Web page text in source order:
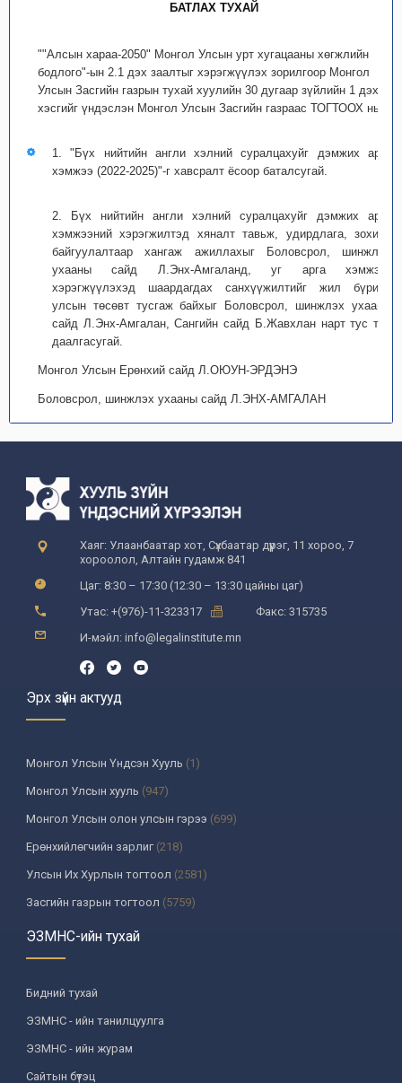
БАТЛАХ ТУХАЙ
""Алсын хараа-2050" Монгол Улсын урт хугацааны хөгжлийн
бодлого"-ын 2.1 дэх заалтыг хэрэгжүүлэх зорилгоор Монгол
Улсын Засгийн газрын тухай хуулийн 30 дугаар зүйлийн 1 дэх
хэсгийг үндэслэн Монгол Улсын Засгийн газраас ТОГТООХ нь:
1. "Бүх нийтийн англи хэлний суралцахуйг дэмжих арга
хэмжээ (2022-2025)"-г хавсралт ёсоор баталсугай.
2. Бүх нийтийн англи хэлний суралцахуйг дэмжих арга
хэмжээний хэрэгжилтэд хяналт тавьж, удирдлага, зохион
байгуулалтаар хангаж ажиллахыг Боловсрол, шинжлэх
ухааны сайд Л.Энх-Амгаланд, уг арга хэмжээг
хэрэгжүүлэхэд шаардагдах санхүүжилтийг жил бүрийн
улсын төсөвт тусгаж байхыг Боловсрол, шинжлэх ухааны
сайд Л.Энх-Амгалан, Сангийн сайд Б.Жавхлан нарт тус тус
даалгасугай.
Монгол Улсын Ерөнхий сайд Л.ОЮУН-ЭРДЭНЭ
Боловсрол, шинжлэх ухааны сайд Л.ЭНХ-АМГАЛАН
Хаяг: Улаанбаатар хот, Сүхбаатар дүүрэг, 11 хороо, 7
хороолол, Алтайн гудамж 841
Цаг: 8:30 – 17:30 (12:30 – 13:30 цайны цаг)
Утас: +(976)-11-323317
Факс: 315735
И-мэйл: info@legalinstitute.mn
Эрх зүйн актууд
Монгол Улсын Үндсэн Хууль (1)
Монгол Улсын хууль (947)
Монгол Улсын олон улсын гэрээ (699)
Ерөнхийлөгчийн зарлиг(218)
Улсын Их Хурлын тогтоол (2581)
Засгийн газрын тогтоол (5759)
Үндсэн хуулийн цэцийн шийдвэр
Улсын дээд шүүхийн тогтоол
УИХ-аас томилогддог байгууллагын дарга, түүнтэй адилтгах албан
тушаалтны шийдвэр
Сайдын тушаал(987)
Засгийн газрын агентлагийн даргын тушаал
ЭЗМНС-ийн тухай
Бидний тухай
ЭЗМНС - ийн танилцуулга
ЭЗМНС - ийн журам
Сайтын бүтэц